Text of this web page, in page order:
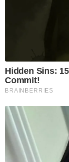
Hidden Sins:
Commit!
BRAINBERRIES